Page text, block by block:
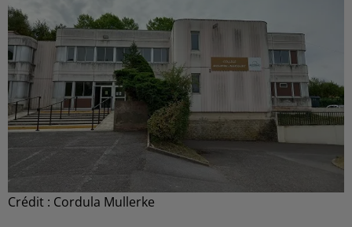
Crédit : Cordula Mullerke